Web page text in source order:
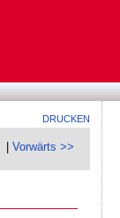
DRUCKEN
|Vorwärts >>